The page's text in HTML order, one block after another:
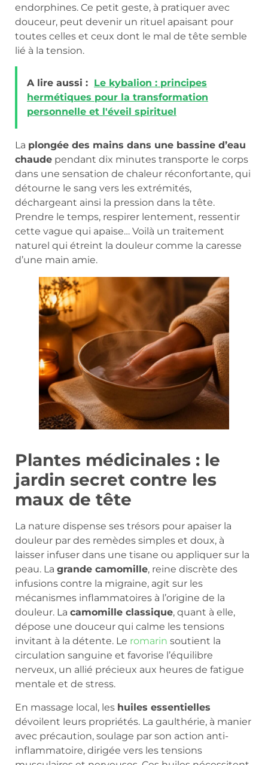
endorphines. Ce petit geste, à pratiquer avec
douceur, peut devenir un rituel apaisant pour
toutes celles et ceux dont le mal de tête semble
lié à la tension.
A lire aussi : Le kybalion : principes
hermétiques pour la transformation
personnelle et l'éveil spirituel
La plongée des mains dans une bassine d’eau
chaude pendant dix minutes transporte le corps
dans une sensation de chaleur réconfortante, qui
détourne le sang vers les extrémités,
déchargeant ainsi la pression dans la tête.
Prendre le temps, respirer lentement, ressentir
cette vague qui apaise… Voilà un traitement
naturel qui étreint la douleur comme la caresse
d’une main amie.
Plantes médicinales : le
jardin secret contre les
maux de tête
La nature dispense ses trésors pour apaiser la
douleur par des remèdes simples et doux, à
laisser infuser dans une tisane ou appliquer sur la
peau. La grande camomille, reine discrète des
infusions contre la migraine, agit sur les
mécanismes inflammatoires à l’origine de la
douleur. La camomille classique, quant à elle,
dépose une douceur qui calme les tensions
invitant à la détente. Le romarin soutient la
circulation sanguine et favorise l’équilibre
nerveux, un allié précieux aux heures de fatigue
mentale et de stress.
En massage local, les huiles essentielles
dévoilent leurs propriétés. La gaulthérie, à manier
avec précaution, soulage par son action anti-
inflammatoire, dirigée vers les tensions